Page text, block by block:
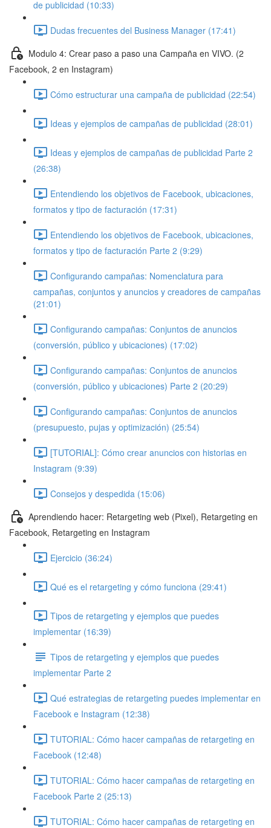
de publicidad (10:33)
Dudas frecuentes del Business Manager (17:41)
Modulo 4: Crear paso a paso una Campaña en VIVO. (2
Facebook, 2 en Instagram)
Cómo estructurar una campaña de publicidad (22:54)
Ideas y ejemplos de campañas de publicidad (28:01)
Ideas y ejemplos de campañas de publicidad Parte 2
(26:38)
Entendiendo los objetivos de Facebook, ubicaciones,
formatos y tipo de facturación (17:31)
Entendiendo los objetivos de Facebook, ubicaciones,
formatos y tipo de facturación Parte 2 (9:29)
Configurando campañas: Nomenclatura para
campañas, conjuntos y anuncios y creadores de campañas
(21:01)
Configurando campañas: Conjuntos de anuncios
(conversión, público y ubicaciones) (17:02)
Configurando campañas: Conjuntos de anuncios
(conversión, público y ubicaciones) Parte 2 (20:29)
Configurando campañas: Conjuntos de anuncios
(presupuesto, pujas y optimización) (25:54)
[TUTORIAL]: Cómo crear anuncios con historias en
Instagram (9:39)
Consejos y despedida (15:06)
Aprendiendo hacer: Retargeting web (Pixel), Retargeting en
Facebook, Retargeting en Instagram
Ejercicio (36:24)
Qué es el retargeting y cómo funciona (29:41)
Tipos de retargeting y ejemplos que puedes
implementar (16:39)
Tipos de retargeting y ejemplos que puedes
implementar Parte 2
Qué estrategias de retargeting puedes implementar en
Facebook e Instagram (12:38)
TUTORIAL: Cómo hacer campañas de retargeting en
Facebook (12:48)
TUTORIAL: Cómo hacer campañas de retargeting en
Facebook Parte 2 (25:13)
TUTORIAL: Cómo hacer campañas de retargeting en